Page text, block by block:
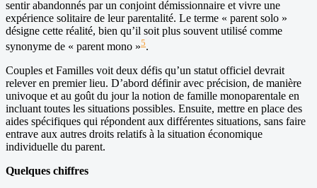
sentir abandonnés par un conjoint démissionnaire et vivre une
expérience solitaire de leur parentalité. Le terme « parent solo »
désigne cette réalité, bien qu’il soit plus souvent utilisé comme
synonyme de « parent mono »5.
Couples et Familles voit deux défis qu’un statut officiel devrait
relever en premier lieu. D’abord définir avec précision, de manière
univoque et au goût du jour la notion de famille monoparentale en
incluant toutes les situations possibles. Ensuite, mettre en place des
aides spécifiques qui répondent aux différentes situations, sans faire
entrave aux autres droits relatifs à la situation économique
individuelle du parent.
Quelques chiffres